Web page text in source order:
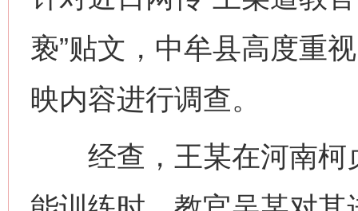
亵”贴文，中牟县高度重
映内容进行调查。
经查，王某在河南柯